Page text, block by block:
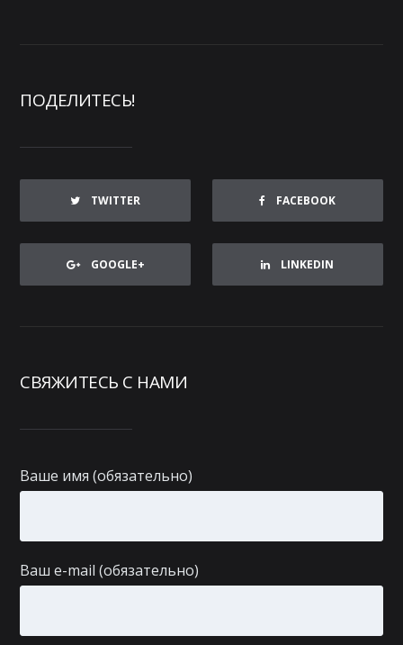
ПОДЕЛИТЕСЬ!
TWITTER FACEBOOK
GOOGLE+ LINKEDIN
СВЯЖИТЕСЬ С НАМИ
Ваше имя (обязательно)
Ваш e-mail (обязательно)